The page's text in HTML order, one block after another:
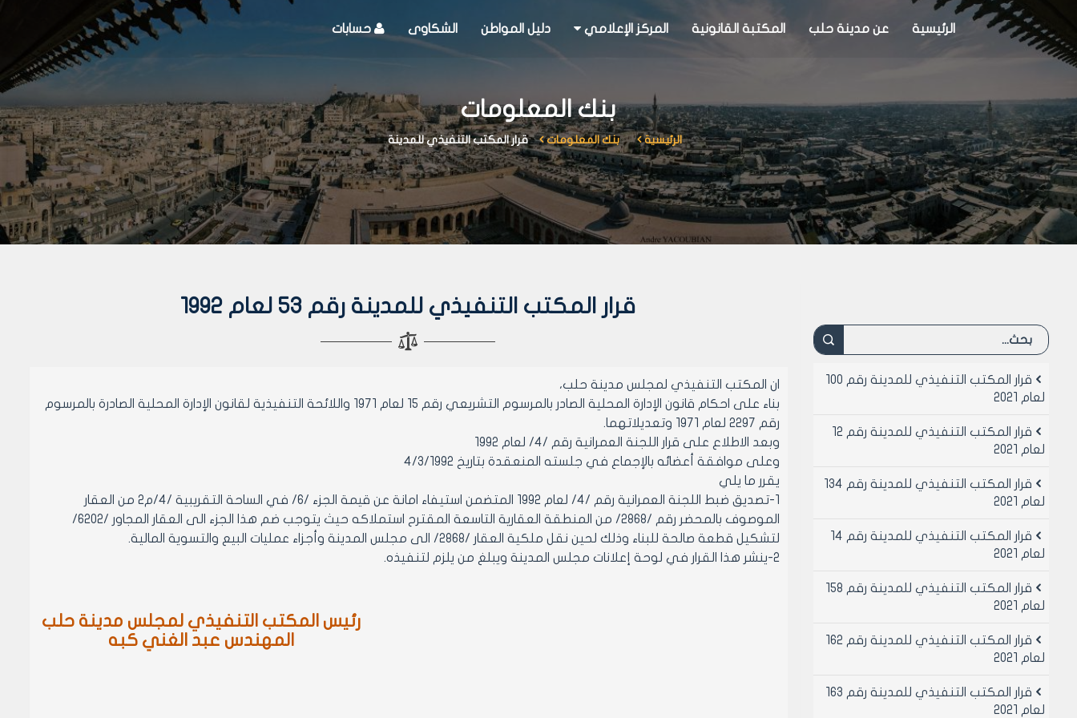
الرئيسية عن مدينة حلب المكتبة القانونية المركز الإعلامي دليل المواطن الشكاوى حسابات
بنك المعلومات
الرئيسية بنك المعلومات قرار المكتب التنفيذي للمدينة
قرار المكتب التنفيذي للمدينة رقم 53 لعام 1992
ان المكتب التنفيذي لمجلس مدينة حلب،
بناء على احكام قانون الإدارة المحلية الصادر بالمرسوم التشريعي رقم 15 لعام 1971 واللائحة التنفيذية لقانون الإدارة المحلية الصادرة بالمرسوم
رقم 2297 لعام 1971 وتعديلاتهما.
وبعد الاطلاع على قرار اللجنة العمرانية رقم /4/ لعام 1992
وعلى موافقة أعضائه بالإجماع في جلسته المنعقدة بتاريخ 4/3/1992
يقرر ما يلي
1-تصديق ضبط اللجنة العمرانية رقم /4/ لعام 1992 المتضمن استيفاء امانة عن قيمة الجزء /6/ في الساحة التقريبية /4/م2 من العقار
الموصوف بالمحضر رقم /2868/ من المنطقة العقارية التاسعة المقترح استملاكه حيث يتوجب ضم هذا الجزء الى العقار المجاور /6202/
لتشكيل قطعة صالحة للبناء وذلك لحين نقل ملكية العقار /2868/ الى مجلس المدينة وأجزاء عمليات البيع والتسوية المالية.
2-ينشر هذا القرار في لوحة إعلانات مجلس المدينة ويبلغ من يلزم لتنفيذه.
رئيس المكتب التنفيذي لمجلس مدينة حلب
المهندس عبد الغني كبه
قرار المكتب التنفيذي للمدينة رقم 100
لعام 2021
قرار المكتب التنفيذي للمدينة رقم 12
لعام 2021
قرار المكتب التنفيذي للمدينة رقم 134
لعام 2021
قرار المكتب التنفيذي للمدينة رقم 14
لعام 2021
قرار المكتب التنفيذي للمدينة رقم 158
لعام 2021
قرار المكتب التنفيذي للمدينة رقم 162
لعام 2021
قرار المكتب التنفيذي للمدينة رقم 163
لعام 2021